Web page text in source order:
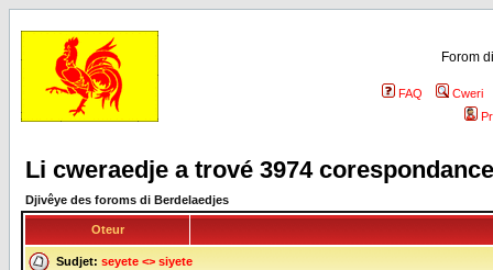
Forom
FAQ
Cweri
Li cweraedje a trové 3974
Djivêye des foroms di Berdelaedjes
Oteur
Sudjet: seyete <> siyete